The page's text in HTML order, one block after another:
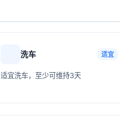
洗车 适宜
适宜洗车，至少可维持3天